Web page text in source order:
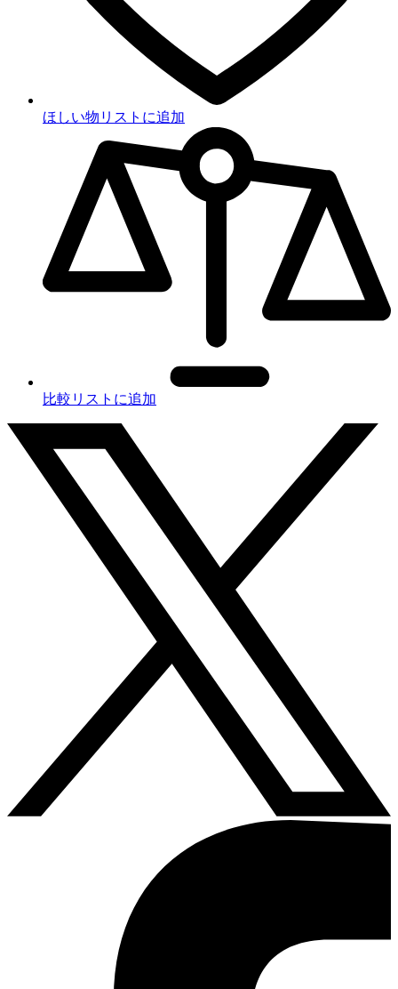
ほしい物リストに追加
比較リストに追加